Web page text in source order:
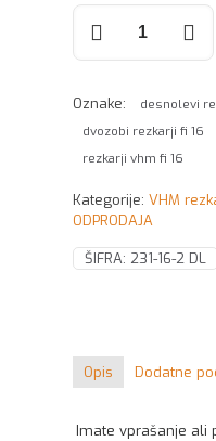
bila:
Rezkar
16x42x104
DL
Oznake:
desnolevi
dvozobi rezkarji fi 16
rezkarji vhm fi 16
Kategorije: VHM
ODPRODAJA
ŠIFRA: 231-16-2 DL
Opis Dodatne
Imate vprašanje ali